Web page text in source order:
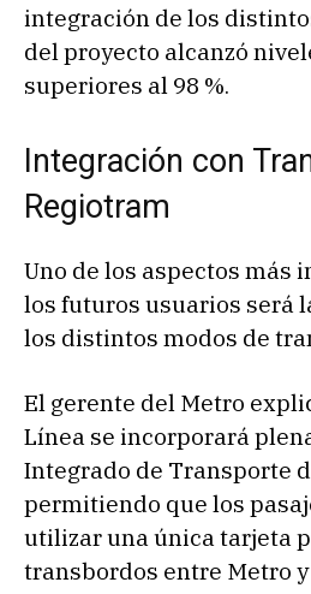
integración de los
del proyecto alcanzó
superiores al 98 %.
Integración con
Regiotram
Uno de los aspectos más
los futuros usuarios será
los distintos modos de
El gerente del Metro
Línea se incorporará
Integrado de Transporte
permitiendo que los
utilizar una única tarjeta
transbordos entre Metro